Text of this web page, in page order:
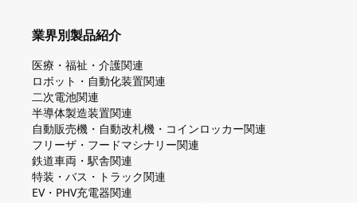
業界別製品紹介
医療・福祉・介護関連
ロボット・自動化装置関連
二次電池関連
半導体製造装置関連
自動販売機・自動改札機・コインロッカー関連
フリーザ・フードマシナリー関連
鉄道車両・駅舎関連
特装・バス・トラック関連
EV・PHV充電器関連